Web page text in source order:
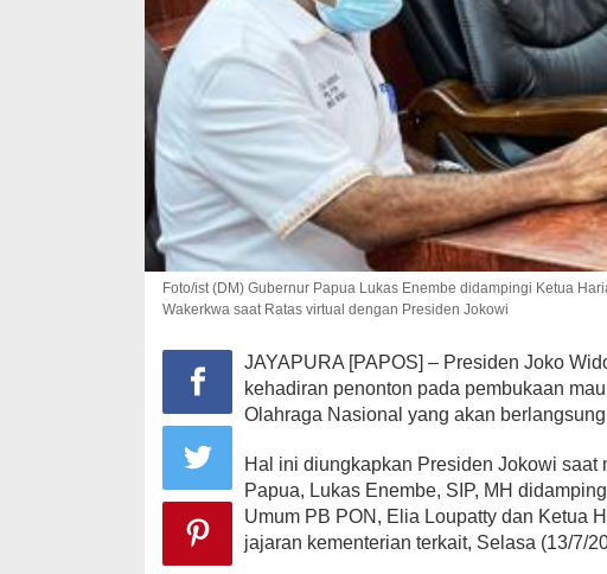
Foto/ist (DM) Gubernur Papua Lukas Enembe didampingi Ketua
Wakerkwa saat Ratas virtual dengan Presiden Jokowi
JAYAPURA [PAPOS] – Presiden Joko
kehadiran penonton pada pembukaan
Olahraga Nasional yang akan
Hal ini diungkapkan Presiden Jokowi saat
Papua, Lukas Enembe, SIP, MH
Umum PB PON, Elia Loupatty dan Ketua
jajaran kementerian terkait, Selasa (13/7/